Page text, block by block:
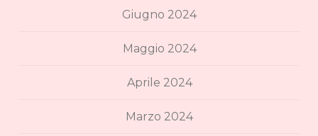
Giugno 2024
Maggio 2024
Aprile 2024
Marzo 2024